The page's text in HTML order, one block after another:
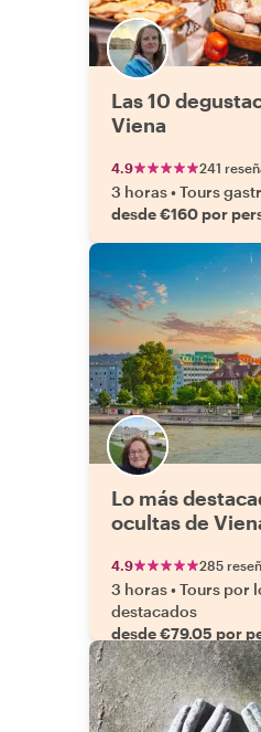
Las 10
Viena
4.9 241
3 horas•Tours
desde €160 por
Lo más
ocultas de
4.9 285
3 horas•Tours por
destacados
desde €79.05 por